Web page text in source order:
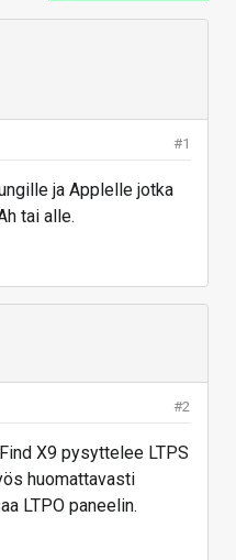
#1
ja Applelle jotka
tai alle.
#2
X9 pysyttelee LTPS
huomattavasti
LTPO paneelin.